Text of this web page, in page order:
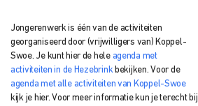
Jongerenwerk is één van de activiteiten
georganiseerd door (vrijwilligers van) Koppel-
Swoe. Je kunt hier de hele agenda met
activiteiten in de Hezebrink bekijken. Voor de
agenda met alle activiteiten van Koppel-Swoe
kijk je hier. Voor meer informatie kun je terecht bij